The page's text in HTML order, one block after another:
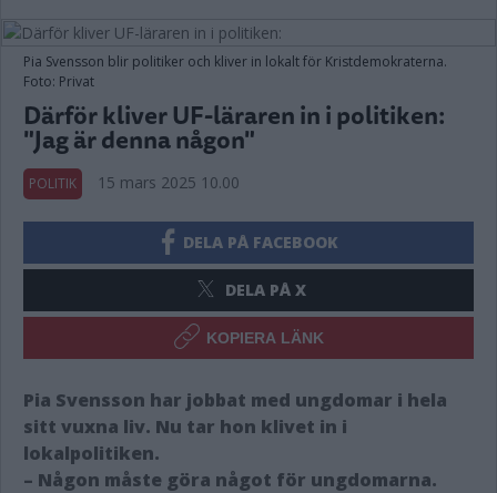
Pia Svensson blir politiker och kliver in lokalt för Kristdemokraterna.
Foto: Privat
Därför kliver UF-läraren in i politiken:
"Jag är denna någon"
POLITIK 15 mars 2025 10.00
DELA PÅ FACEBOOK
DELA PÅ X
KOPIERA LÄNK
Pia Svensson har jobbat med ungdomar i hela
sitt vuxna liv. Nu tar hon klivet in i
lokalpolitiken.
– Någon måste göra något för ungdomarna.